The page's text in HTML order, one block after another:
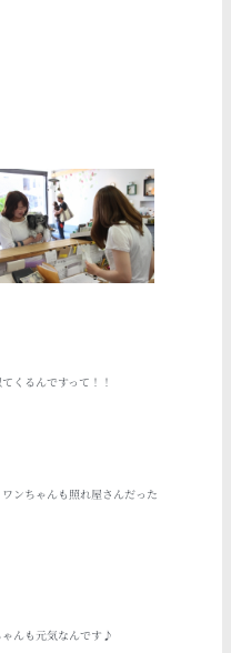
くるんですって！！
ンちゃんも照れ屋さんだった
んも元気なんです♪